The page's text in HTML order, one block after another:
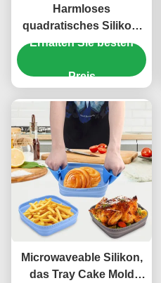
Harmloses
quadratisches Silikon,
das Tray Cake Pan Anti
backt
Erhalten Sie besten
Preis
Microwaveable Silikon,
das Tray Cake Mold